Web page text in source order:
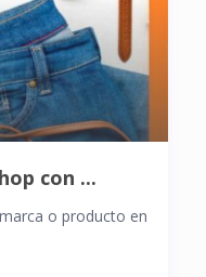
con ...
o producto en